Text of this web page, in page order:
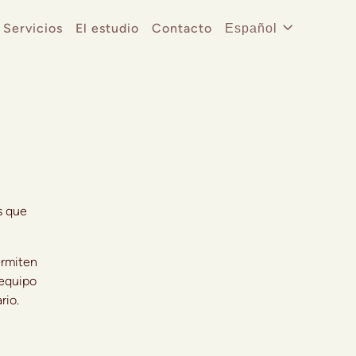
Servicios El estudio Contacto Español
que